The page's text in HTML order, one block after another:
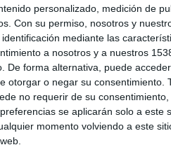
personalizado, medición de
Con su permiso, nosotros y
mediante las
a nosotros y a nuestros
De forma alternativa, puede
otorgar o negar su consentimiento.
no requerir de su
se aplicarán solo a
momento volviendo a este
1
RANKING POR